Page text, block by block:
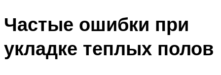
Частые ошибки при
укладке теплых полов